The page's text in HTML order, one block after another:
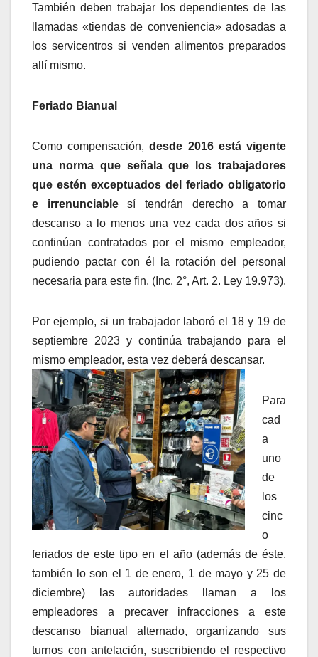
También deben trabajar los dependientes de las
llamadas «tiendas de conveniencia» adosadas a
los servicentros si venden alimentos preparados
allí mismo.
Feriado Bianual
Como compensación,desde 2016 está vigente
una norma que señala que los trabajadores
que estén exceptuados del feriado obligatorio
e irrenunciablesí tendrán derecho a tomar
descanso a lo menos una vez cada dos años si
continúan contratados por el mismo empleador,
pudiendo pactar con él la rotación del personal
necesaria para este fin. (Inc. 2°, Art. 2. Ley 19.973).
Por ejemplo, si un trabajador laboró el 18 y 19 de
septiembre 2023 y continúa trabajando para el
mismo empleador, esta vez deberá descansar.
Para
cad
a
uno
de
los
cinc
o
feriados de este tipo en el año (además de éste,
también lo son el 1 de enero, 1 de mayo y 25 de
diciembre) las autoridades llaman a los
empleadores a precaver infracciones a este
descanso bianual alternado, organizando sus
turnos con antelación, suscribiendo el respectivo